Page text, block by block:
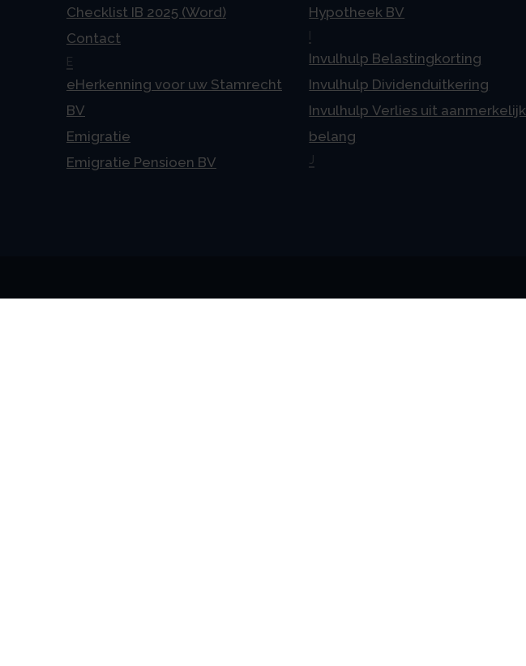
Checklist IB 2025 (Word)
Contact
E
eHerkenning voor uw Stamrecht
BV
Emigratie
Emigratie Pensioen BV
Hypotheek BV
Invulhulp Belastingkorting
Invulhulp Dividenduitkering
Invulhulp Verlies uit aanmerkelijk
belang